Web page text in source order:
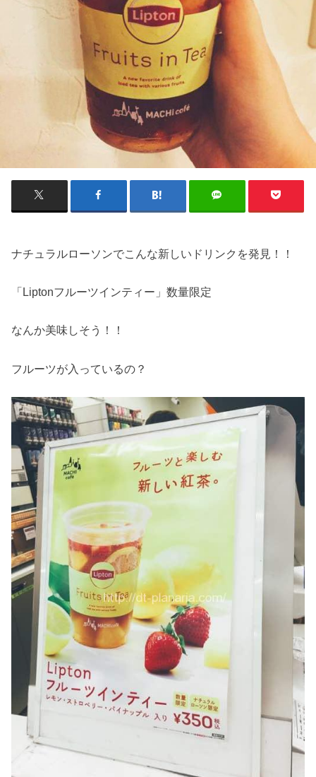
ナチュラルローソンでこんな新しいドリンクを発見！！
「Liptonフルーツインティー」数量限定
なんか美味しそう！！
フルーツが入っているの？